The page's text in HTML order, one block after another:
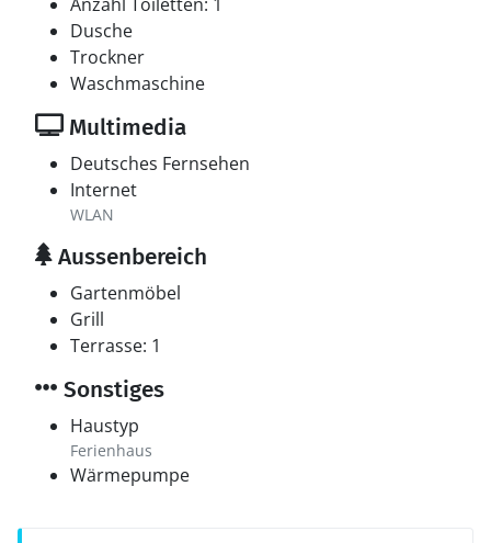
Dusche
Trockner
Waschmaschine
Multimedia
Deutsches Fernsehen
Internet
WLAN
Aussenbereich
Gartenmöbel
Grill
Terrasse: 1
Sonstiges
Haustyp
Ferienhaus
Wärmepumpe